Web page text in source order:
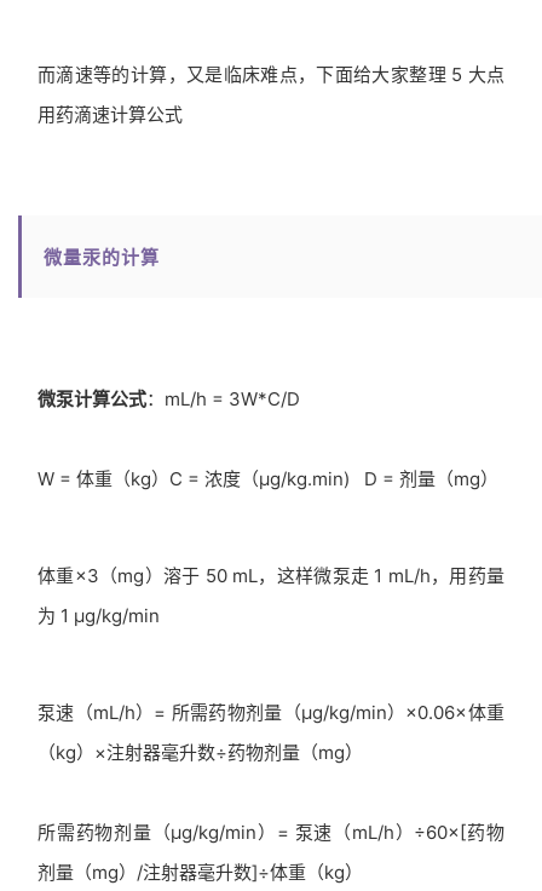
而滴速等的计算，又是临床难点，下面给大家整理 5 大点
用药滴速计算公式
微量汞的计算
微泵计算公式：mL/h = 3W*C/D
W = 体重（kg）C = 浓度（µg/kg.min) D = 剂量（mg）
体重×3（mg）溶于 50 mL，这样微泵走 1 mL/h，用药量
为 1 µg/kg/min
泵速（mL/h）= 所需药物剂量（µg/kg/min）×0.06×体重
（kg）×注射器毫升数÷药物剂量（mg）
所需药物剂量（µg/kg/min）= 泵速（mL/h）÷60×[药物
剂量（mg）/注射器毫升数]÷体重（kg）